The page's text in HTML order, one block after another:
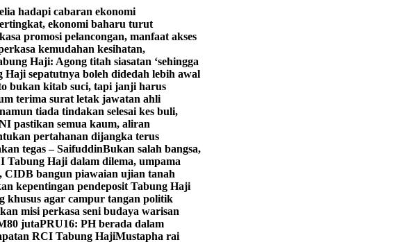
hadapi cabaran ekonomi
ekonomi baharu turut
promosi pelancongan, manfaat akses
kemudahan kesihatan,
Haji: Agong titah siasatan ‘sehingga
sepatutnya boleh didedah lebih awal
bukan kitab suci, tapi janji harus
terima surat letak jawatan ahli
tiada tindakan selesai kes buli,
pastikan semua kaum, aliran
pertahanan dijangka terus
tegas – SaifuddinBukan salah bangsa,
Tabung Haji dalam dilema, umpama
CIDB bangun piawaian ujian tanah
kepentingan pendeposit Tabung Haji
khusus agar campur tangan politik
misi perkasa seni budaya warisan
jutaPRU16: PH berada dalam
RCI Tabung HajiMustapha rai